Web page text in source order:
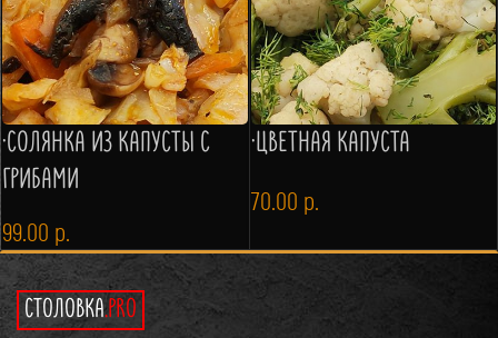
·СОЛЯНКА ИЗ КАПУСТЫ С
ГРИБАМИ
99.00 р.
·ЦВЕТНАЯ КАПУСТА
70.00 р.
СТОЛОВКА.PRO